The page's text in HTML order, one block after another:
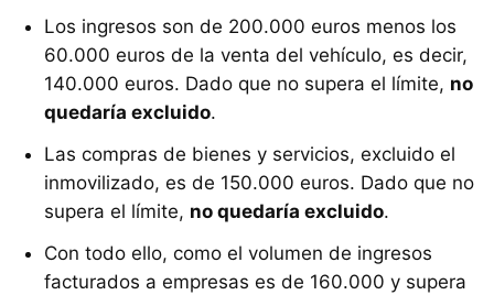
Los ingresos son de 200.000 euros menos los
60.000 euros de la venta del vehículo, es decir,
140.000 euros. Dado que no supera el límite, no
quedaría excluido.
Las compras de bienes y servicios, excluido el
inmovilizado, es de 150.000 euros. Dado que no
supera el límite, no quedaría excluido.
Con todo ello, como el volumen de ingresos
facturados a empresas es de 160.000 y supera